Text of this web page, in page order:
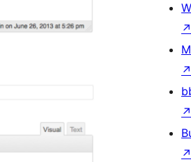
↗
↗
↗
↗